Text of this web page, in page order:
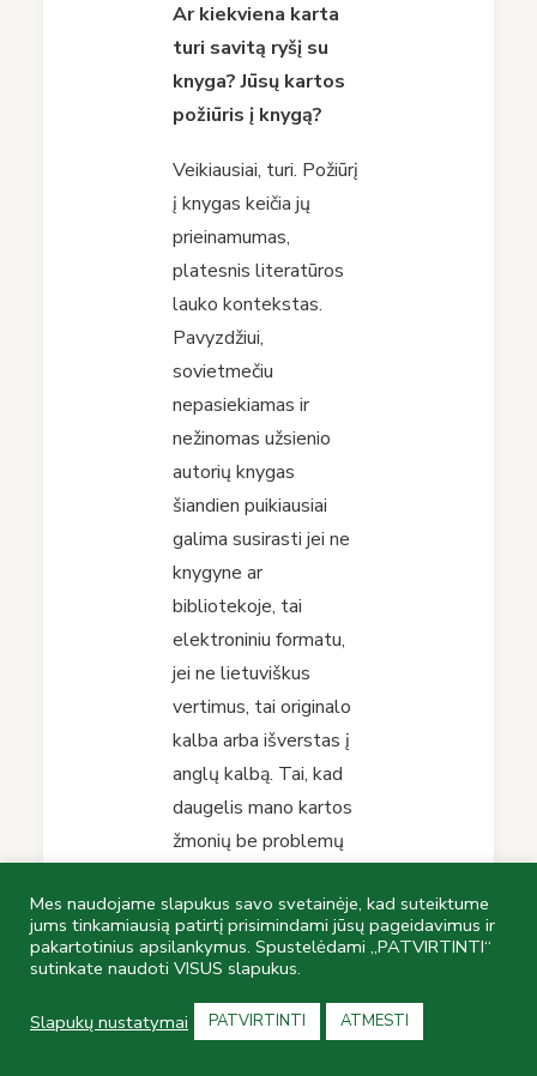
Ar kiekviena karta
turi savitą ryšį su
knyga? Jūsų kartos
požiūris į knygą?
Veikiausiai, turi. Požiūrį
į knygas keičia jų
prieinamumas,
platesnis literatūros
lauko kontekstas.
Pavyzdžiui,
sovietmečiu
nepasiekiamas ir
nežinomas užsienio
autorių knygas
šiandien puikiausiai
galima susirasti jei ne
knygyne ar
bibliotekoje, tai
elektroniniu formatu,
jei ne lietuviškus
vertimus, tai originalo
kalba arba išverstas į
anglų kalbą. Tai, kad
daugelis mano kartos
žmonių be problemų
dažnai ir dar keliomis),
ženkliai praplatina
prieinamos literatūros
geografiją, ką jau
kalbėt apie nusiritusius
Mes naudojame slapukus savo svetainėje, kad suteiktume
jums tinkamiausią patirtį prisimindami jūsų pageidavimus ir
pakartotinius apsilankymus. Spustelėdami „PATVIRTINTI“
sutinkate naudoti VISUS slapukus.
Slapukų nustatymai PATVIRTINTI ATMESTI